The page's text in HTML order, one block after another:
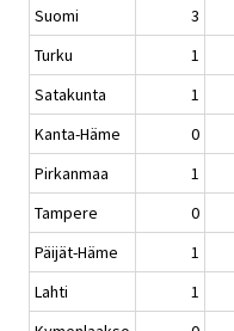
Suomi
3
Turku
1
Satakunta
1
Kanta-Häme
0
Pirkanmaa
1
Tampere
0
Päijät-Häme
1
Lahti
1